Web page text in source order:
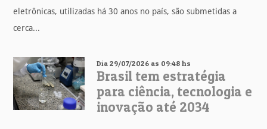
eletrônicas, utilizadas há 30 anos no país, são submetidas a
cerca...
Dia 29/07/2026 as 09:48 hs
Brasil tem estratégia
para ciência, tecnologia e
inovação até 2034